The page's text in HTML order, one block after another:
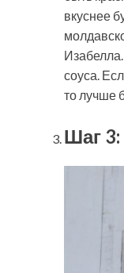
вкуснее
соуса.
то лучше
Шаг 3: